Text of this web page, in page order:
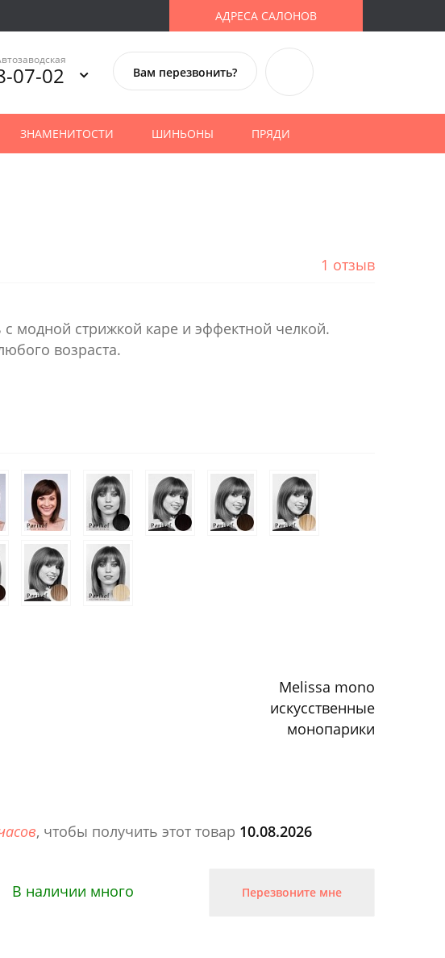
АДРЕСА САЛОНОВ
07-02 Вам перезвонить?
ЗНАМЕНИТОСТИ ШИНЬОНЫ ПРЯДИ
1 отзыв
модной стрижкой каре и эффектной челкой.
возраста.
Melissa mono
искусственные
монопарики
, чтобы получить этот товар 10.08.2026
В наличии много Перезвоните мне